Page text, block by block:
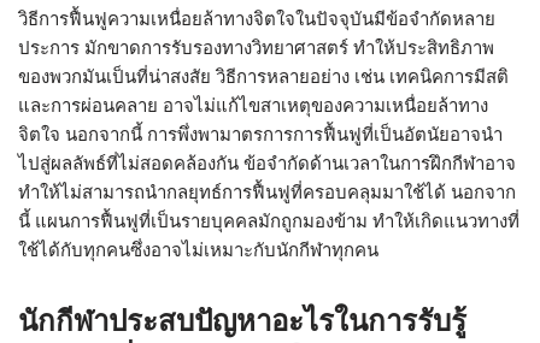
วิธีการฟื้นฟูความเหนื่อยล้าทางจิตใจในปัจจุบันมีข้อจำกัดหลาย
ประการ มักขาดการรับรองทางวิทยาศาสตร์ ทำให้ประสิทธิภาพ
ของพวกมันเป็นที่น่าสงสัย วิธีการหลายอย่าง เช่น เทคนิคการมีสติ
และการผ่อนคลาย อาจไม่แก้ไขสาเหตุของความเหนื่อยล้าทาง
จิตใจ นอกจากนี้ การพึ่งพามาตรการการฟื้นฟูที่เป็นอัตนัยอาจนำ
ไปสู่ผลลัพธ์ที่ไม่สอดคล้องกัน ข้อจำกัดด้านเวลาในการฝึกกีฬาอาจ
ทำให้ไม่สามารถนำกลยุทธ์การฟื้นฟูที่ครอบคลุมมาใช้ได้ นอกจาก
นี้ แผนการฟื้นฟูที่เป็นรายบุคคลมักถูกมองข้าม ทำให้เกิดแนวทางที่
ใช้ได้กับทุกคนซึ่งอาจไม่เหมาะกับนักกีฬาทุกคน
นักกีฬาประสบปัญหาอะไรในการรับรู้